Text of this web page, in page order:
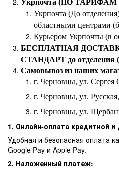
Укрпочта (До
областными центрами
Курьером Укрпочты (в
БЕСПЛАТНАЯ
СТАНДАРТ до отделения
Самовывоз из наших
г. Черновцы, ул. Сергея
г. Черновцы, ул.
г. Черновцы, ул.
1. Онлайн-оплата кредитной
Удобная и безопасная оплата
Google Pay и Apple Pay.
2. Наложенный платеж: